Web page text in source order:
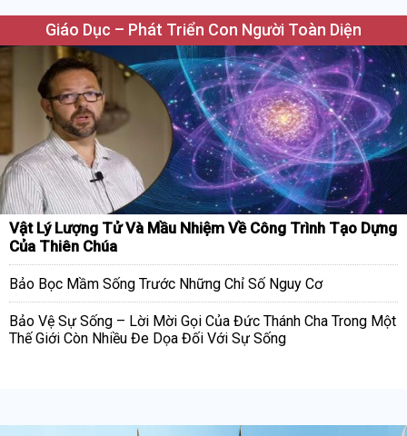
Giáo Dục – Phát Triển Con Người Toàn Diện
Vật Lý Lượng Tử Và Mầu Nhiệm Về Công Trình Tạo Dựng
Của Thiên Chúa
Bảo Bọc Mầm Sống Trước Những Chỉ Số Nguy Cơ
Bảo Vệ Sự Sống – Lời Mời Gọi Của Đức Thánh Cha Trong Một
Thế Giới Còn Nhiều Đe Dọa Đối Với Sự Sống